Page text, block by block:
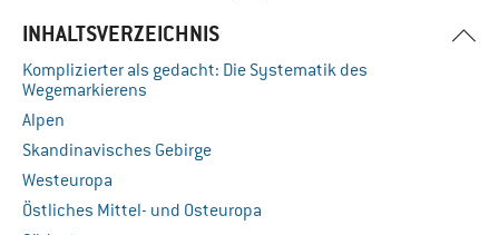
INHALTSVERZEICHNIS
Komplizierter als gedacht: Die Systematik des
Wegemarkierens
Alpen
Skandinavisches Gebirge
Westeuropa
Östliches Mittel- und Osteuropa